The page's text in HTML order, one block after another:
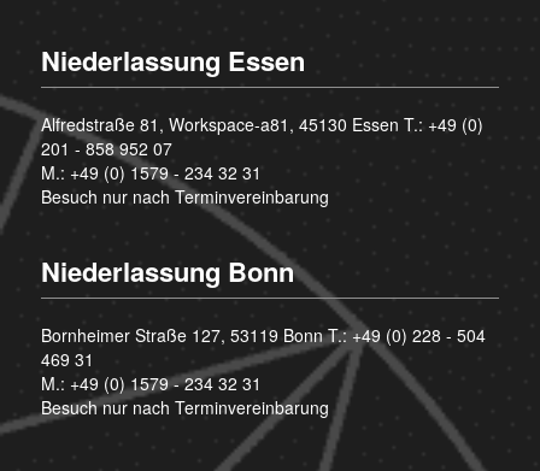
Niederlassung Essen
Alfredstraße 81, Workspace-a81, 45130 Essen T.: +49 (0)
201 - 858 952 07
M.: +49 (0) 1579 - 234 32 31
Besuch nur nach Terminvereinbarung
Niederlassung Bonn
Bornheimer Straße 127, 53119 Bonn T.:+49 (0) 228 - 504
469 31
M.: +49 (0) 1579 - 234 32 31
Besuch nur nach Terminvereinbarung